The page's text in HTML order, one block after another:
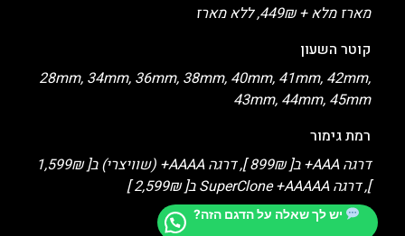
מארז מלא + 449₪, ללא מארז
קוטר השעון
28mm, 34mm, 36mm, 38mm, 40mm, 41mm, 42mm,
43mm, 44mm, 45mm
רמת גימור
דרגה AAA+ ב[ 899₪ ], דרגה AAAA+ (שוויצרי) ב[ 1,599₪
], דרגה SuperClone +AAAAA ב[ 2,599₪ ]
יש לך שאלה על הדגם הזה?